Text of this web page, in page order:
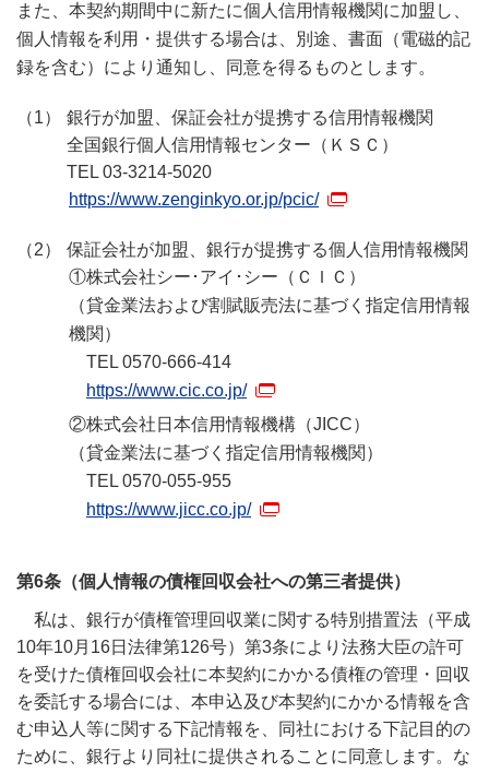
また、本契約期間中に新たに個人信用情報機関に加盟し、
個人情報を利用・提供する場合は、別途、書面（電磁的記
録を含む）により通知し、同意を得るものとします。
銀行が加盟、保証会社が提携する信用情報機関
全国銀行個人信用情報センター（ＫＳＣ）
TEL 03-3214-5020
https://www.zenginkyo.or.jp/pcic/
保証会社が加盟、銀行が提携する個人信用情報機関
①株式会社シー･アイ･シー（ＣＩＣ）
（貸金業法および割賦販売法に基づく指定信用情報
機関）
TEL 0570-666-414
https://www.cic.co.jp/
②株式会社日本信用情報機構（JICC）
（貸金業法に基づく指定信用情報機関）
TEL 0570-055-955
https://www.jicc.co.jp/
第6条（個人情報の債権回収会社への第三者提供）
私は、銀行が債権管理回収業に関する特別措置法（平成
10年10月16日法律第126号）第3条により法務大臣の許可
を受けた債権回収会社に本契約にかかる債権の管理・回収
を委託する場合には、本申込及び本契約にかかる情報を含
む申込人等に関する下記情報を、同社における下記目的の
ために、銀行より同社に提供されることに同意します。な